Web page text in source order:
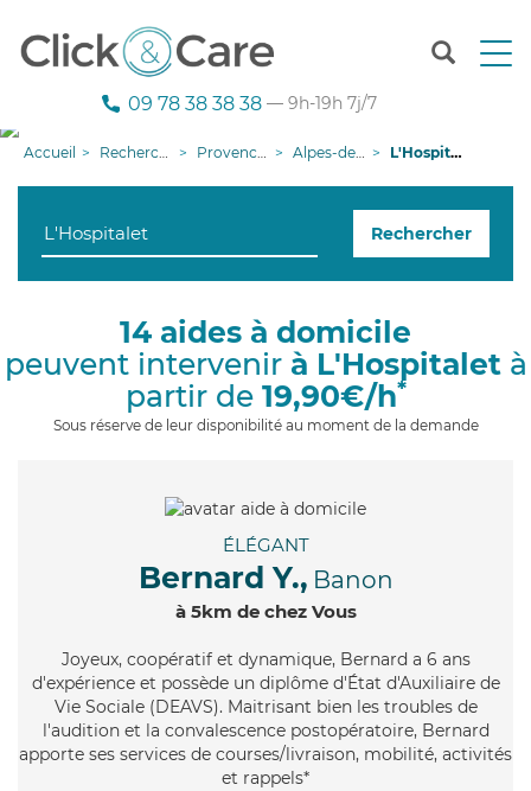
T
n
g
i
09 78 38 38 38 — 9h-19h 7j/7
Accueil Recherche aide à domicile Provence-Alpes-Côte d'Azur Alpes-de-Haute-Provence L'Hospitalet
Rechercher
14 aides à domicile
peuvent intervenir à L'Hospitaletà
partir de 19,90€/h*
Sous réserve de leur disponibilité au moment de la demande
ÉLÉGANT
Bernard Y., Banon
à 5km de chez Vous
Joyeux, coopératif et dynamique, Bernard a 6 ans
d'expérience et possède un diplôme d'État d'Auxiliaire de
Vie Sociale (DEAVS). Maitrisant bien les troubles de
l'audition et la convalescence postopératoire, Bernard
apporte ses services de courses/livraison, mobilité, activités
et rappels*